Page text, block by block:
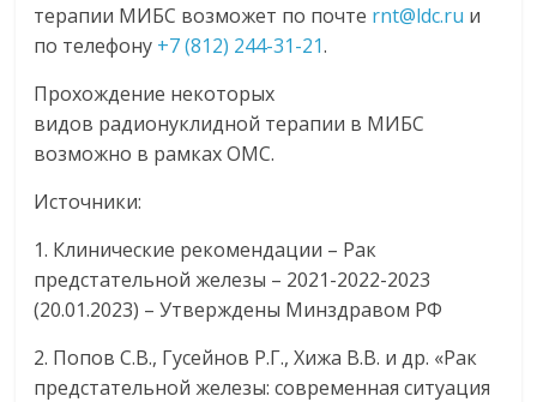
терапии МИБС возможет по почте rnt@ldc.ru и
по телефону +7 (812) 244-31-21.
Прохождение некоторых
видов радионуклидной терапии в МИБС
возможно в рамках ОМС.
Источники:
1. Клинические рекомендации – Рак
предстательной железы – 2021-2022-2023
(20.01.2023) – Утверждены Минздравом РФ
2. Попов С.В., Гусейнов Р.Г., Хижа В.В. и др. «Рак
предстательной железы: современная ситуация